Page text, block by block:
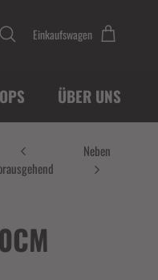
Einkaufswagen
ÜBER UNS
Neben